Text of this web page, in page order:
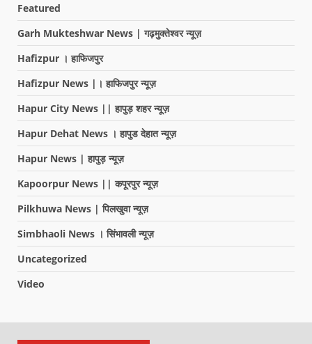
Featured
Garh Mukteshwar News | गढ़मुक्तेश्वर न्यूज़
Hafizpur । हाफिजपुर
Hafizpur News |। हाफिजपुर न्यूज़
Hapur City News || हापुड़ शहर न्यूज़
Hapur Dehat News । हापुड देहात न्यूज़
Hapur News | हापुड़ न्यूज़
Kapoorpur News || कपूरपुर न्यूज़
Pilkhuwa News | पिलखुवा न्यूज़
Simbhaoli News । सिंभावली न्यूज़
Uncategorized
Video